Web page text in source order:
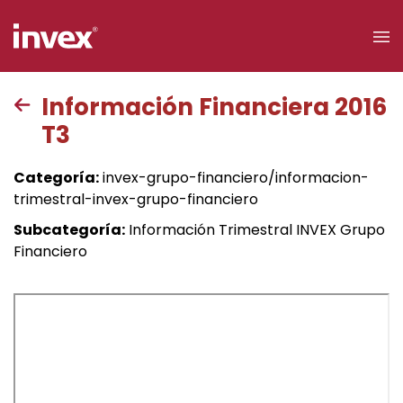
Buscar
Personas
Información Financiera 2016
T3
Categoría:invex-grupo-financiero/informacion-
trimestral-invex-grupo-financiero
Subcategoría: Información Trimestral INVEX Grupo
Financiero